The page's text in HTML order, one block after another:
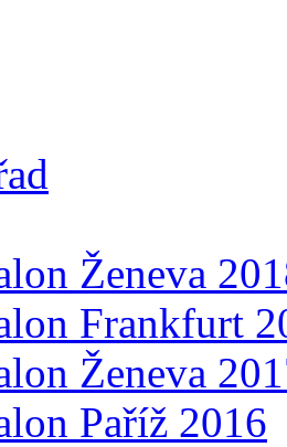
Ženeva
Frankfurt
Ženeva
Paříž 2016